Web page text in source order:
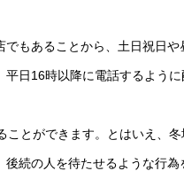
でもあることから、土日祝日
平日16時以降に電話するよう
ことができます。とはいえ、
後続の人を待たせるような行